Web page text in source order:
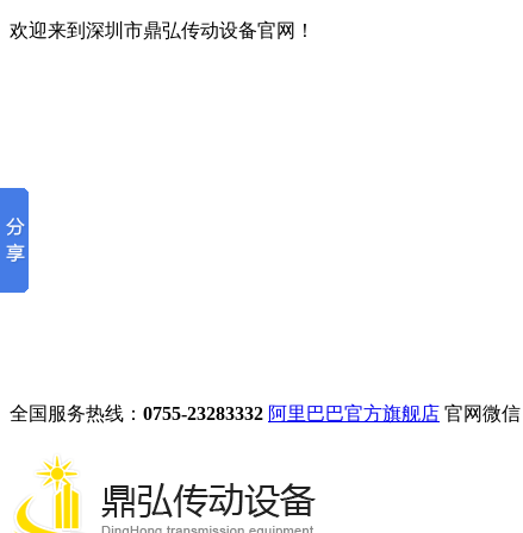
欢迎来到深圳市鼎弘传动设备官网！
全国服务热线： 0755-23283332 阿里巴巴官方旗舰店 官网微信